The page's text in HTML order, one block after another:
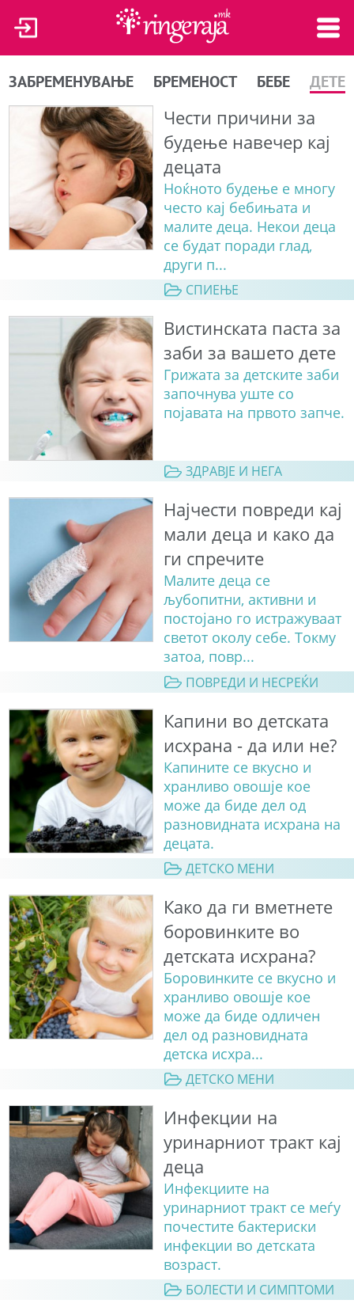
ЗАБРЕМЕНУВАЊЕ БРЕМЕНОСТ БЕБЕ ДЕТЕ
Чести причини за
будење навечер кај
децата
Ноќното будење е многу
често кај бебињата и
малите деца. Некои деца
се будат поради глад,
други п...
СПИЕЊЕ
Вистинската паста за
заби за вашето дете
Грижата за детските заби
започнува уште со
појавата на првото запче.
ЗДРАВЈЕ И НЕГА
Најчести повреди кај
мали деца и како да
ги спречите
Малите деца се
љубопитни, активни и
постојано го истражуваат
светот околу себе. Токму
затоа, повр...
ПОВРЕДИ И НЕСРЕЌИ
Капини во детската
исхрана - да или не?
Капините се вкусно и
хранливо овошје кое
може да биде дел од
разновидната исхрана на
децата.
ДЕТСКО МЕНИ
Како да ги вметнете
боровинките во
детската исхрана?
Боровинките се вкусно и
хранливо овошје кое
може да биде одличен
дел од разновидната
детска исхра...
ДЕТСКО МЕНИ
Инфекции на
уринарниот тракт кај
деца
Инфекциите на
уринарниот тракт се меѓу
почестите бактериски
инфекции во детската
возраст.
БОЛЕСТИ И СИМПТОМИ